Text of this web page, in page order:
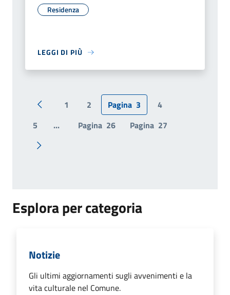
Residenza
LEGGI DI PIÙ
Pagina precedente
1 2 Pagina 3
4
5
... Pagina 26 Pagina 27
Pagina successiva
Esplora per categoria
Notizie
Gli ultimi aggiornamenti sugli avvenimenti e la
vita culturale nel Comune.